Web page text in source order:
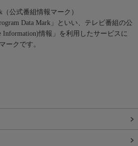
公式番組情報マーク）
Data Mark」といい、テレビ番組の公
Information)情報」を利用したサービスに
ークです。